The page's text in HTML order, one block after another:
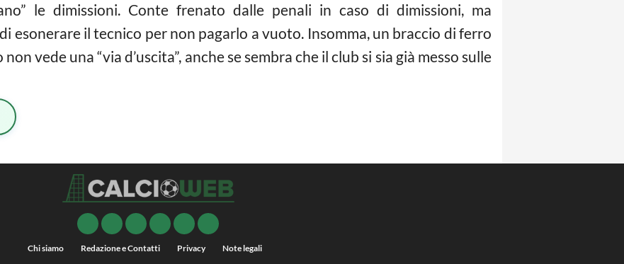
le dimissioni. Conte frenato dalle penali in caso di dimissioni, ma
esonerare il tecnico per non pagarlo a vuoto. Insomma, un braccio di ferro
vede una “via d’uscita”, anche se sembra che il club si sia già messo sulle
Chi siamo Redazione e Contatti Privacy Note legali